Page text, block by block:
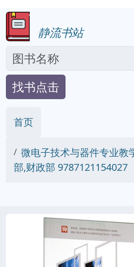
静流书站
找书点击
首页
微电子技术与器件专业教
部,财政部 9787121154027